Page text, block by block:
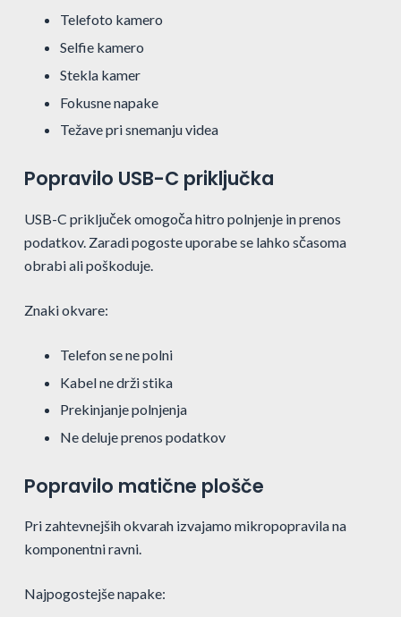
Telefoto kamero
Selfie kamero
Stekla kamer
Fokusne napake
Težave pri snemanju videa
Popravilo USB-C priključka
USB-C priključek omogoča hitro polnjenje in prenos
podatkov. Zaradi pogoste uporabe se lahko sčasoma
obrabi ali poškoduje.
Znaki okvare:
Telefon se ne polni
Kabel ne drži stika
Prekinjanje polnjenja
Ne deluje prenos podatkov
Popravilo matične plošče
Pri zahtevnejših okvarah izvajamo mikropopravila na
komponentni ravni.
Najpogostejše napake: